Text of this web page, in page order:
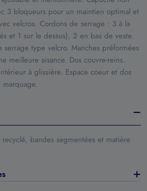
3 bloqueurs pour un maintien optimal et
velcros. Cordons de serrage : 3 à la
et 1 sur le dessus), 2 en bas de veste.
serrage type velcro. Manches préformées
meilleure aisance. Dos couvre-reins.
à glissière. Espace coeur et dos
bandes segmentées et matière